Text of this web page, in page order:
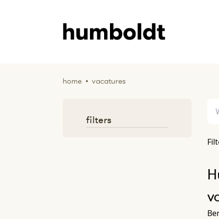
home • vacatures
filters